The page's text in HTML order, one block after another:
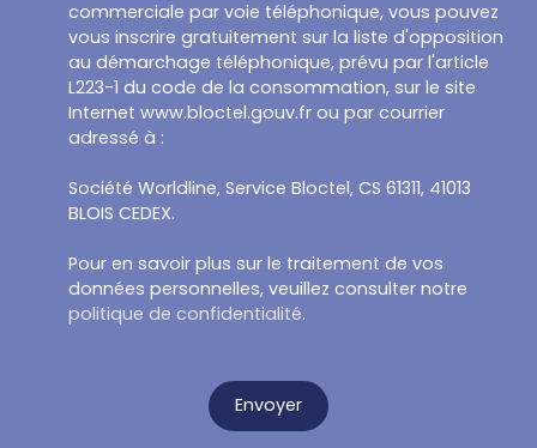
commerciale par voie téléphonique, vous pouvez
vous inscrire gratuitement sur la liste d'opposition
au démarchage téléphonique, prévu par l'article
L223-1 du code de la consommation, sur le site
Internet www.bloctel.gouv.fr ou par courrier
adressé à :
Société Worldline, Service Bloctel, CS 61311, 41013
BLOIS CEDEX.
Pour en savoir plus sur le traitement de vos
données personnelles, veuillez consulter notre
politique de confidentialité.
Envoyer